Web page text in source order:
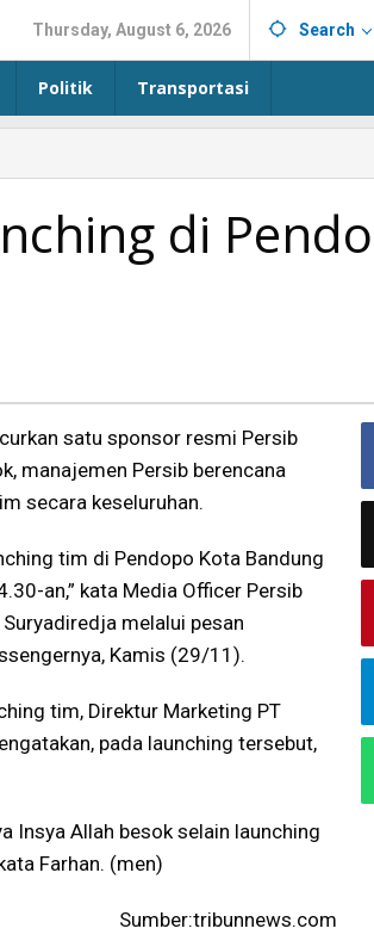
Thursday, August 6, 2026 Search
Politik Transportasi
di
satu sponsor resmi Persib
manajemen Persib berencana
secara keseluruhan.
tim di Pendopo Kota Bandung
an,” kata Media Officer Persib
melalui pesan
Kamis (29/11).
tim, Direktur Marketing PT
pada launching tersebut,
Insya Allah besok selain launching
Farhan. (men)
Sumber:tribunnews.com